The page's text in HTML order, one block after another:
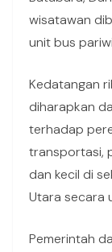
wisatawan
unit bus
Kedatangan
diharapkan
terhadap
transportasi,
dan kecil di
Utara secara
Pemerintah